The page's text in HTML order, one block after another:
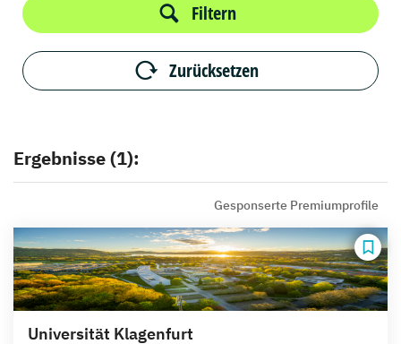
Filtern
Zurücksetzen
Ergebnisse (1):
Gesponserte Premiumprofile
Universität Klagenfurt